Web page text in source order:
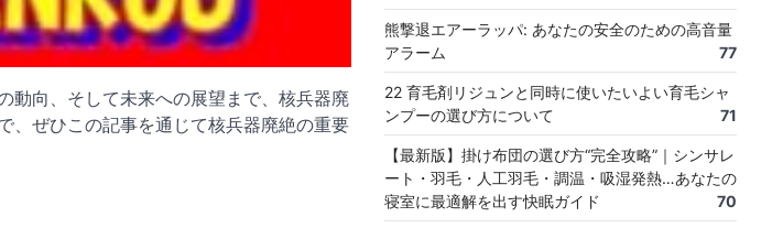
動向、そして未来への展望まで、核兵器廃
、ぜひこの記事を通じて核兵器廃絶の重要
熊撃退エアーラッパ: あなたの安全のための高音量
アラーム
77
22 育毛剤リジュンと同時に使いたいよい育毛シャ
ンプーの選び方について
71
【最新版】掛け布団の選び方“完全攻略”｜シンサレ
ート・羽毛・人工羽毛・調温・吸湿発熱…あなたの
寝室に最適解を出す快眠ガイド
70